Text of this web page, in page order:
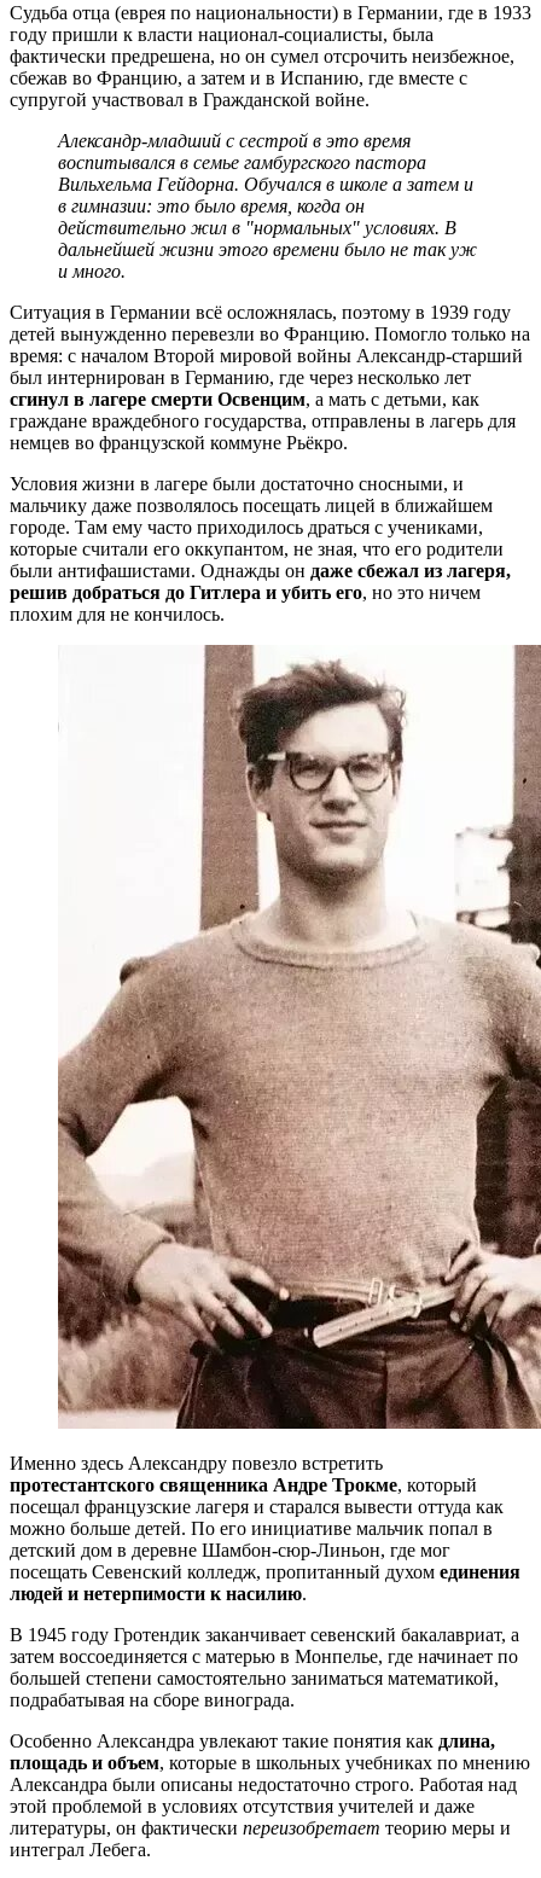
Судьба отца (еврея по национальности) в Германии, где в 1933
году пришли к власти национал-социалисты, была
фактически предрешена, но он сумел отсрочить неизбежное,
сбежав во Францию, а затем и в Испанию, где вместе с
супругой участвовал в Гражданской войне.
Александр-младший с сестрой в это время
воспитывался в семье гамбургского пастора
Вильхельма Гейдорна. Обучался в школе а затем и
в гимназии: это было время, когда он
действительно жил в "нормальных" условиях. В
дальнейшей жизни этого времени было не так уж
и много.
Ситуация в Германии всё осложнялась, поэтому в 1939 году
детей вынужденно перевезли во Францию. Помогло только на
время: с началом Второй мировой войны Александр-старший
был интернирован в Германию, где через несколько лет
сгинул в лагере смерти Освенцим, а мать с детьми, как
граждане враждебного государства, отправлены в лагерь для
немцев во французской коммуне Рьёкро.
Условия жизни в лагере были достаточно сносными, и
мальчику даже позволялось посещать лицей в ближайшем
городе. Там ему часто приходилось драться с учениками,
которые считали его оккупантом, не зная, что его родители
были антифашистами. Однажды он даже сбежал из лагеря,
решив добраться до Гитлера и убить его, но это ничем
плохим для не кончилось.
Именно здесь Александру повезло встретить
протестантского священника Андре Трокме, который
посещал французские лагеря и старался вывести оттуда как
можно больше детей. По его инициативе мальчик попал в
детский дом в деревне Шамбон-сюр-Линьон, где мог
посещать Севенский колледж, пропитанный духом единения
людей и нетерпимости к насилию.
В 1945 году Гротендик заканчивает севенский бакалавриат, а
затем воссоединяется с матерью в Монпелье, где начинает по
большей степени самостоятельно заниматься математикой,
подрабатывая на сборе винограда.
Особенно Александра увлекают такие понятия как длина,
площадь и объем, которые в школьных учебниках по мнению
Александра были описаны недостаточно строго. Работая над
этой проблемой в условиях отсутствия учителей и даже
литературы, он фактически переизобретает теорию меры и
интеграл Лебега.